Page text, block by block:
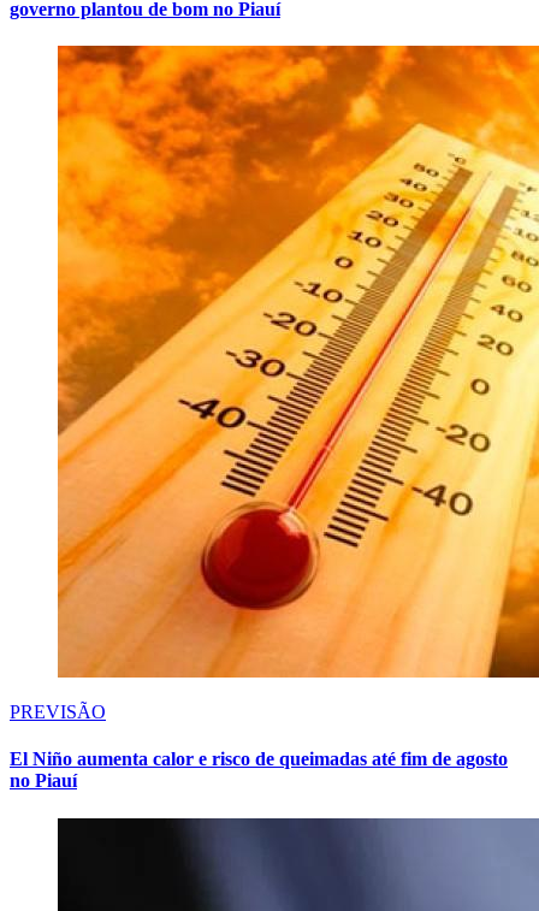
governo plantou de bom no Piauí
PREVISÃO
El Niño aumenta calor e risco de queimadas até fim de agosto
no Piauí